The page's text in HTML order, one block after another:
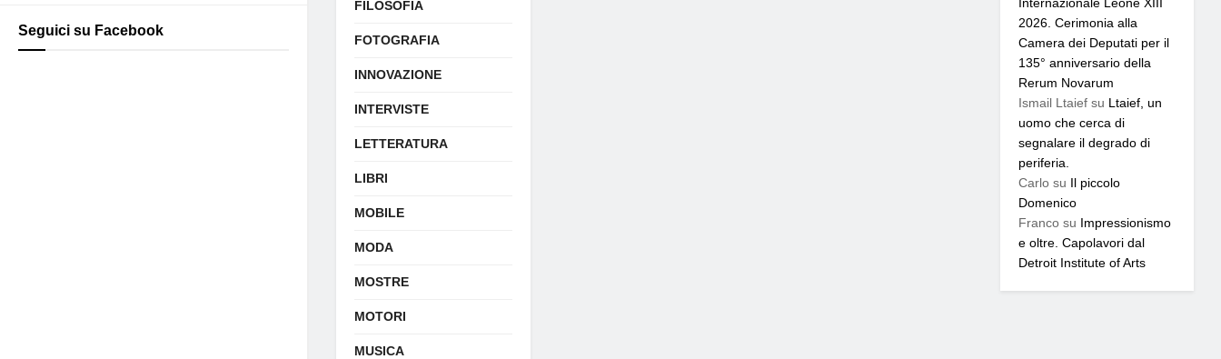
Seguici su Facebook
FILOSOFIA
FOTOGRAFIA
INNOVAZIONE
INTERVISTE
LETTERATURA
LIBRI
MOBILE
MODA
MOSTRE
MOTORI
MUSICA
2026. Cerimonia alla
Camera dei Deputati per il
135° anniversario della
Rerum Novarum
Ismail Ltaiefsu Ltaief, un
uomo che cerca di
segnalare il degrado di
periferia.
Carlosu Il piccolo
Domenico
Francosu Impressionismo
e oltre. Capolavori dal
Detroit Institute of Arts